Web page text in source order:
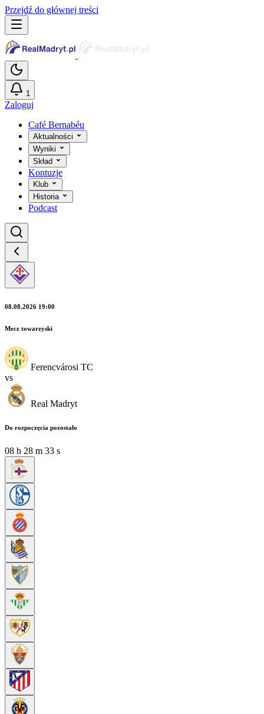
Przejdź do głównej treści
1
Zaloguj
Café Bernabéu
Aktualności
Wyniki
Skład
Kontuzje
Klub
Historia
Podcast
08.08.2026 19:00
Mecz towarzyski
Ferencvárosi TC
vs
Real Madryt
Do rozpoczęcia pozostało
08 h 28 m 33 s